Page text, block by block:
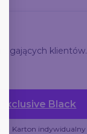
klientów.
Black
Karton indywidualny